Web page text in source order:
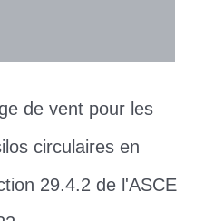
de vent pour les
circulaires en
29.4.2 de l'ASCE